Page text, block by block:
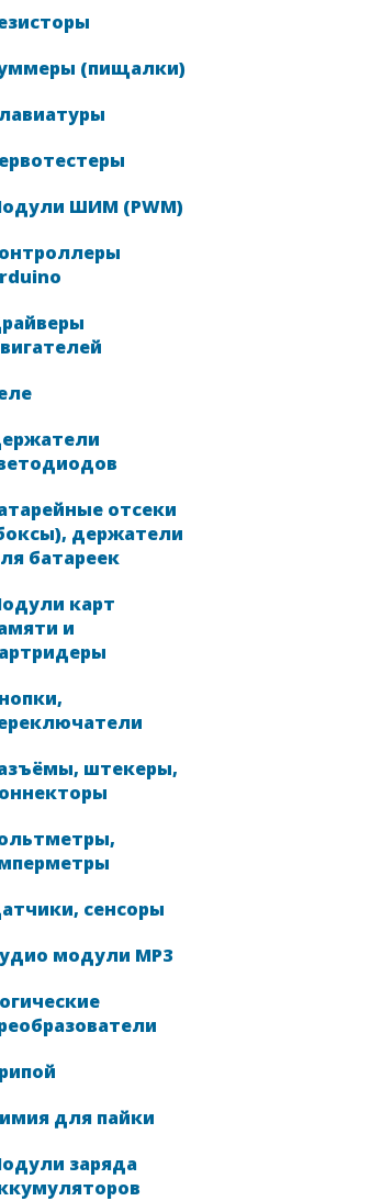
(пищалки)
ШИМ (PWM)
отсеки
держатели
батареек
карт
и
штекеры,
сенсоры
модули MP3
для пайки
заряда